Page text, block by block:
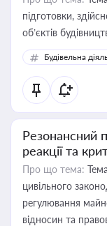
підготовки,
об’єктів
Будівельна
Резонансний
реакції та
Про що тема:
цивільного
регулювання
відносин та